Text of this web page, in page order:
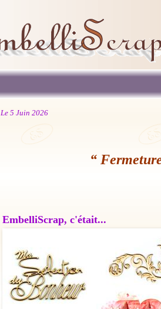
Le 5 Juin 2026
“
EmbelliScrap, c'était...